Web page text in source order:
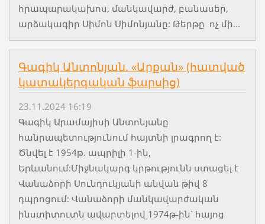
հրապարակախոս, մանկավարժ, բանասեր,
արձակագիր Սիմոն Սիմոնյանը: Թերթը ոչ մի...
Գագիկ Անտոնյան. «Արքան» (հատված
կատակերգական ֆարսից)
23.11.2024 16:19
Գագիկ Արամայիսի Անտոնյանը
հանրապետությունում հայտնի լրագրող է:
Ծնվել է 1954թ. ապրիլի 1-ին,
Երևանում:Միջնակարգ կրթությունն ստացել է
Վանաձորի Սունդուկյանի անվան թիվ 8
դպրոցում: Վանաձորի մանկավարժական
ինստիտուտն ավարտելով 1974թ-ին` հայոց